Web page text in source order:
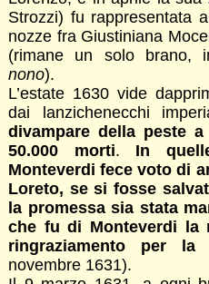
Strozzi) fu rappresentata
nozze fra Giustiniana
(rimane un solo brano,
nono).
L’estate 1630 vide
dai lanzichenecchi
divampare della peste
50.000 morti. In
Monteverdi fece voto di
Loreto, se si fosse
la promessa sia stata
che fu di Monteverdi la
ringraziamento per la
novembre 1631).